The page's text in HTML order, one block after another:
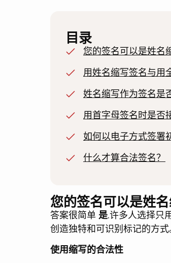
目录
您的签名可以是姓名
用姓名缩写签名与用
姓名缩写作为签名是
用首字母签名时是否
如何以电子方式签署
什么才算合法签名？
您的签名可以是姓名
答案很简单 是.许多人选择只
创造独特和可识别标记的方式
使用缩写的合法性